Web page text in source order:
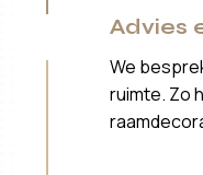
Advies
We
ruimte. Zo